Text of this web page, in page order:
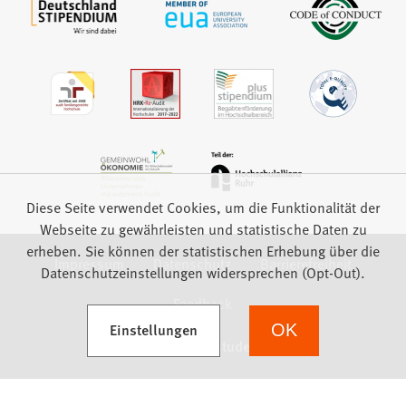
Impressum Datenschutz
Barrierefreiheit
Feedback
Diese Seite verwendet Cookies, um die Funktionalität der
Webseite zu gewährleisten und statistische Daten zu
erheben. Sie können der statistischen Erhebung über die
Datenschutzeinstellungen widersprechen (Opt-Out).
Einstellungen
(Öffnet in einem neuen Tab) OK